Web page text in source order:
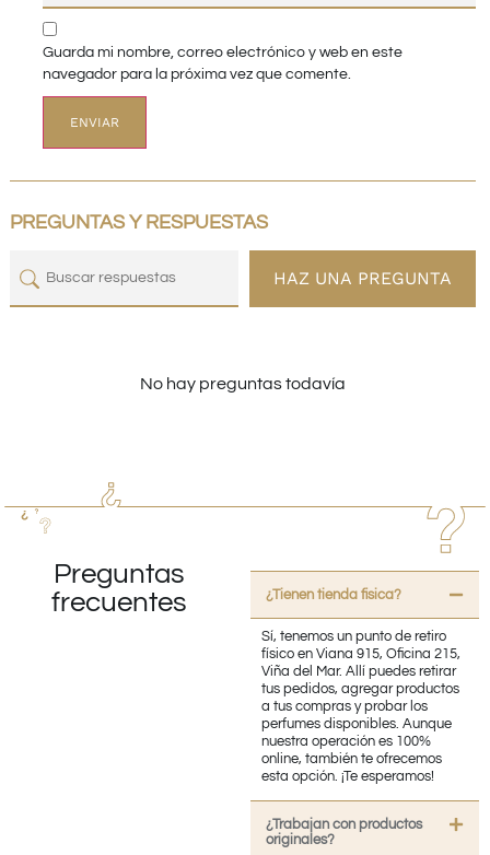
Guarda mi nombre, correo electrónico y web en este
navegador para la próxima vez que comente.
PREGUNTAS Y RESPUESTAS
HAZ UNA PREGUNTA
No hay preguntas todavía
Preguntas
frecuentes
¿Tienen tienda fisica?
Sí, tenemos un punto de retiro
físico en Viana 915, Oficina 215,
Viña del Mar. Allí puedes retirar
tus pedidos, agregar productos
a tus compras y probar los
perfumes disponibles. Aunque
nuestra operación es 100%
online, también te ofrecemos
esta opción. ¡Te esperamos!
¿Trabajan con productos
originales?